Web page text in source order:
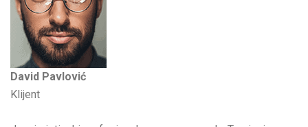
David Pavlović
Klijent